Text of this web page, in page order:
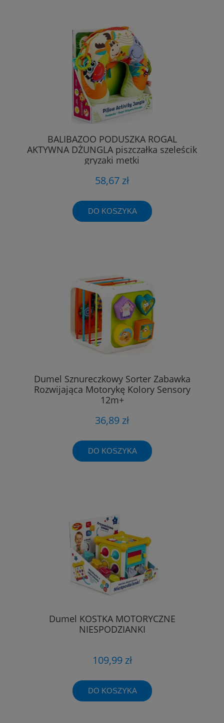
BALIBAZOO PODUSZKA ROGAL
AKTYWNA DŻUNGLA piszczałka szeleścik
gryzaki metki
58,67 zł
DO KOSZYKA
Dumel Sznureczkowy Sorter Zabawka
Rozwijająca Motorykę Kolory Sensory
12m+
36,89 zł
DO KOSZYKA
Dumel KOSTKA MOTORYCZNE
NIESPODZIANKI
109,99 zł
DO KOSZYKA